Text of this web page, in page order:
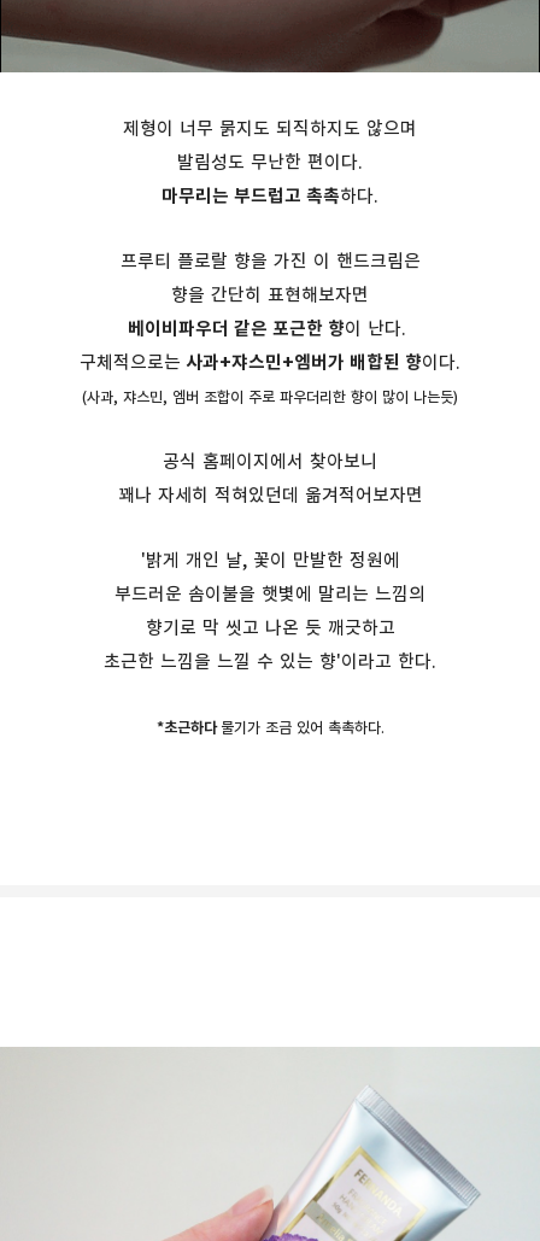
제형이 너무 묽지도 되직하지도 않으며
발림성도 무난한 편이다.
마무리는 부드럽고 촉촉하다.
프루티 플로랄 향을 가진 이 핸드크림은
향을 간단히 표현해보자면
베이비파우더 같은 포근한 향이 난다.
구체적으로는 사과+쟈스민+엠버가 배합된 향이다.
(사과, 쟈스민, 엠버 조합이 주로 파우더리한 향이 많이 나는듯)
공식 홈페이지에서 찾아보니
꽤나 자세히 적혀있던데 옮겨적어보자면
'밝게 개인 날, 꽃이 만발한 정원에
부드러운 솜이불을 햇볓에 말리는 느낌의
향기로 막 씻고 나온 듯 깨긋하고
초근한 느낌을 느낄 수 있는 향'이라고 한다.
*초근하다물기가 조금 있어 촉촉하다.